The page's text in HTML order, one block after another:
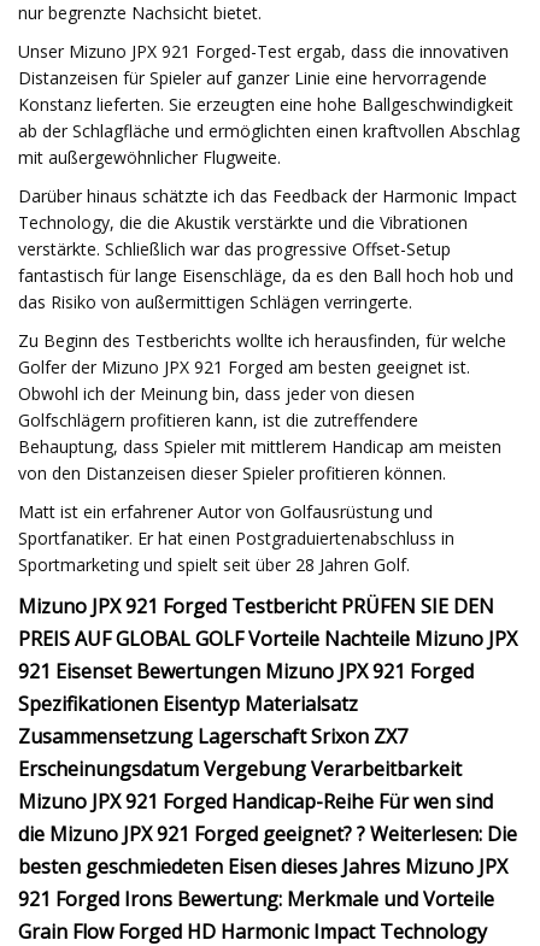
nur begrenzte Nachsicht bietet.
Unser Mizuno JPX 921 Forged-Test ergab, dass die innovativen
Distanzeisen für Spieler auf ganzer Linie eine hervorragende
Konstanz lieferten. Sie erzeugten eine hohe Ballgeschwindigkeit
ab der Schlagfläche und ermöglichten einen kraftvollen Abschlag
mit außergewöhnlicher Flugweite.
Darüber hinaus schätzte ich das Feedback der Harmonic Impact
Technology, die die Akustik verstärkte und die Vibrationen
verstärkte. Schließlich war das progressive Offset-Setup
fantastisch für lange Eisenschläge, da es den Ball hoch hob und
das Risiko von außermittigen Schlägen verringerte.
Zu Beginn des Testberichts wollte ich herausfinden, für welche
Golfer der Mizuno JPX 921 Forged am besten geeignet ist.
Obwohl ich der Meinung bin, dass jeder von diesen
Golfschlägern profitieren kann, ist die zutreffendere
Behauptung, dass Spieler mit mittlerem Handicap am meisten
von den Distanzeisen dieser Spieler profitieren können.
Matt ist ein erfahrener Autor von Golfausrüstung und
Sportfanatiker. Er hat einen Postgraduiertenabschluss in
Sportmarketing und spielt seit über 28 Jahren Golf.
Mizuno JPX 921 Forged Testbericht PRÜFEN SIE DEN
PREIS AUF GLOBAL GOLF Vorteile Nachteile Mizuno JPX
921 Eisenset Bewertungen Mizuno JPX 921 Forged
Spezifikationen Eisentyp Materialsatz
Zusammensetzung Lagerschaft Srixon ZX7
Erscheinungsdatum Vergebung Verarbeitbarkeit
Mizuno JPX 921 Forged Handicap-Reihe Für wen sind
die Mizuno JPX 921 Forged geeignet? ? Weiterlesen: Die
besten geschmiedeten Eisen dieses Jahres Mizuno JPX
921 Forged Irons Bewertung: Merkmale und Vorteile
Grain Flow Forged HD Harmonic Impact Technology